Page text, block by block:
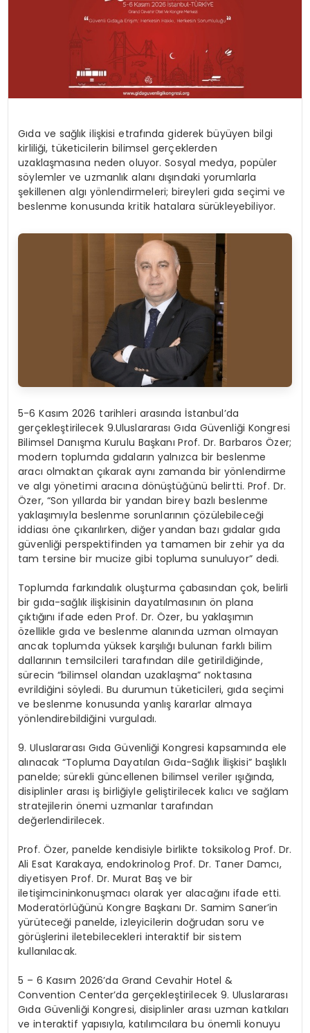
Gıda ve sağlık ilişkisi etrafında giderek büyüyen bilgi
kirliliği, tüketicilerin bilimsel gerçeklerden
uzaklaşmasına neden oluyor. Sosyal medya, popüler
söylemler ve uzmanlık alanı dışındaki yorumlarla
şekillenen algı yönlendirmeleri; bireyleri gıda seçimi ve
beslenme konusunda kritik hatalara sürükleyebiliyor.
5-6 Kasım 2026 tarihleri arasında İstanbul’da
gerçekleştirilecek 9.Uluslararası Gıda Güvenliği Kongresi
Bilimsel Danışma Kurulu Başkanı Prof.Dr.Barbaros Özer;
modern toplumda gıdaların yalnızca bir beslenme
aracı olmaktan çıkarak aynı zamanda bir yönlendirme
ve algı yönetimi aracına dönüştüğünü belirtti. Prof. Dr.
Özer, “Son yıllarda bir yandan birey bazlı beslenme
yaklaşımıyla beslenme sorunlarının çözülebileceği
iddiası öne çıkarılırken, diğer yandan bazı gıdalar gıda
güvenliği perspektifinden ya tamamen bir zehir ya da
tam tersine bir mucize gibi topluma sunuluyor” dedi.
Toplumda farkındalık oluşturma çabasından çok, belirli
bir gıda-sağlık ilişkisinin dayatılmasının ön plana
çıktığını ifade eden Prof. Dr. Özer, bu yaklaşımın
özellikle gıda ve beslenme alanında uzman olmayan
ancak toplumda yüksek karşılığı bulunan farklı bilim
dallarının temsilcileri tarafından dile getirildiğinde,
sürecin “bilimsel olandan uzaklaşma” noktasına
evrildiğini söyledi. Bu durumun tüketicileri, gıda seçimi
ve beslenme konusunda yanlış kararlar almaya
yönlendirebildiğini vurguladı.
9. Uluslararası Gıda Güvenliği Kongresi kapsamında ele
alınacak “Topluma Dayatılan Gıda-Sağlık İlişkisi” başlıklı
panelde; sürekli güncellenen bilimsel veriler ışığında,
disiplinler arası iş birliğiyle geliştirilecek kalıcı ve sağlam
stratejilerin önemi uzmanlar tarafından
değerlendirilecek.
Prof. Özer,paneldekendisiyle birlikte toksikolog Prof. Dr.
Ali Esat Karakaya, endokrinolog Prof. Dr. Taner Damcı,
diyetisyen Prof. Dr. Murat Baş ve bir
iletişimcininkonuşmacı olarak yer alacağını ifade etti.
Moderatörlüğünü Kongre Başkanı Dr. Samim Saner’in
yürüteceği panelde,izleyicilerin doğrudan soru ve
görüşlerini iletebilecekleri interaktif birsistem
kullanılacak.
5 – 6 Kasım 2026’da Grand Cevahir Hotel &
Convention Center’da gerçekleştirilecek 9. Uluslararası
Gıda Güvenliği Kongresi, disiplinler arası uzman katkıları
ve interaktif yapısıyla, katılımcılara bu önemli konuyu